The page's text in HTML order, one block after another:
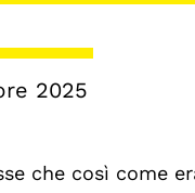
2025
che così come